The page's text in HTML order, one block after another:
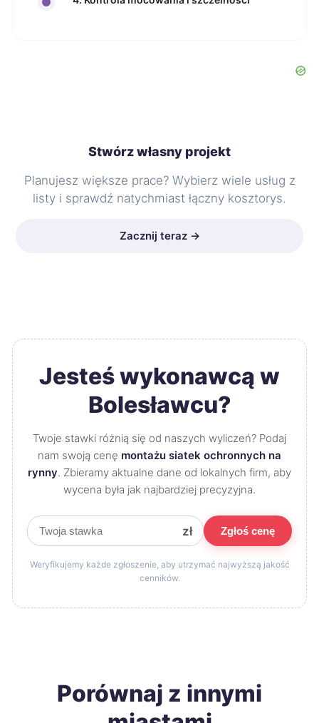
Stwórz własny projekt
Planujesz większe prace? Wybierz wiele usług z
listy i sprawdź natychmiast łączny kosztorys.
Zacznij teraz →
Jesteś wykonawcą w
Bolesławcu?
Twoje stawki różnią się od naszych wyliczeń? Podaj
nam swoją cenę montażu siatek ochronnych na
rynny. Zbieramy aktualne dane od lokalnych firm, aby
wycena była jak najbardziej precyzyjna.
zł Zgłoś cenę
Weryfikujemy każde zgłoszenie, aby utrzymać najwyższą jakość
cenników.
Porównaj z innymi